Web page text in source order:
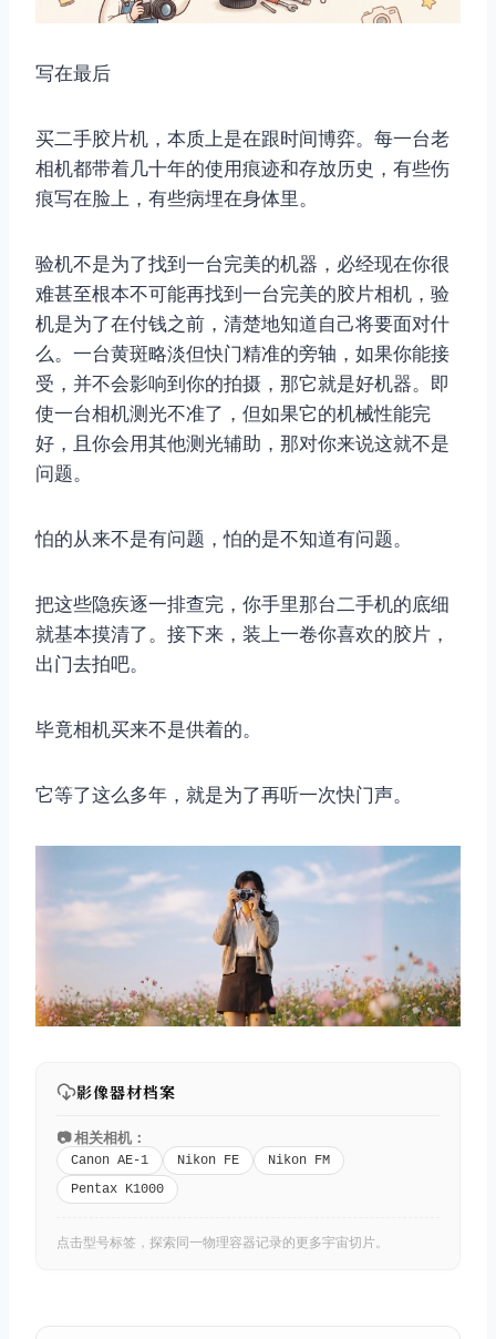
写在最后
买二手胶片机，本质上是在跟时间博弈。每一台老
相机都带着几十年的使用痕迹和存放历史，有些伤
痕写在脸上，有些病埋在身体里。
验机不是为了找到一台完美的机器，必经现在你很
难甚至根本不可能再找到一台完美的胶片相机，验
机是为了在付钱之前，清楚地知道自己将要面对什
么。一台黄斑略淡但快门精准的旁轴，如果你能接
受，并不会影响到你的拍摄，那它就是好机器。即
使一台相机测光不准了，但如果它的机械性能完
好，且你会用其他测光辅助，那对你来说这就不是
问题。
怕的从来不是有问题，怕的是不知道有问题。
把这些隐疾逐一排查完，你手里那台二手机的底细
就基本摸清了。接下来，装上一卷你喜欢的胶片，
出门去拍吧。
毕竟相机买来不是供着的。
它等了这么多年，就是为了再听一次快门声。
影像器材档案
📷 相关相机：
Canon AE-1 Nikon FE
Nikon FM
Pentax K1000
点击型号标签，探索同一物理容器记录的更多宇宙切片。